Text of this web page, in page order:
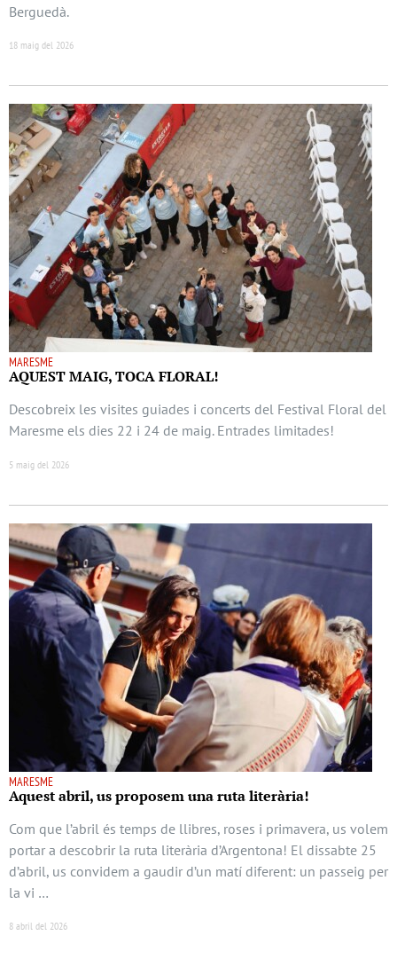
Berguedà.
18 maig del 2026
MARESME
AQUEST MAIG, TOCA FLORAL!
Descobreix les visites guiades i concerts del Festival Floral del
Maresme els dies 22 i 24 de maig. Entrades limitades!
5 maig del 2026
MARESME
Aquest abril, us proposem una ruta literària!
Com que l’abril és temps de llibres, roses i primavera, us volem
portar a descobrir la ruta literària d’Argentona! El dissabte 25
d’abril, us convidem a gaudir d’un matí diferent: un passeig per
la vi …
8 abril del 2026